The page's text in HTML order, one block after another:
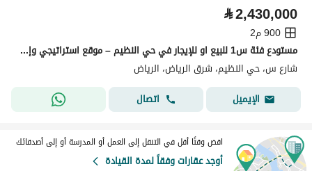
⃁2,430,000
900 م2
مستودع فئة س1 للبيع او للإيجار في حي النظيم – موقع استراتيجي وإمكانية التبريد
شارع س، حي النظيم، شرق الرياض، الرياض
الإيميل
اتصال
اقض وقتًا أقل في التنقل إلى العمل أو المدرسة أو إلى أصدقائك
أوجد عقارات وفقاً لمدة القيادة